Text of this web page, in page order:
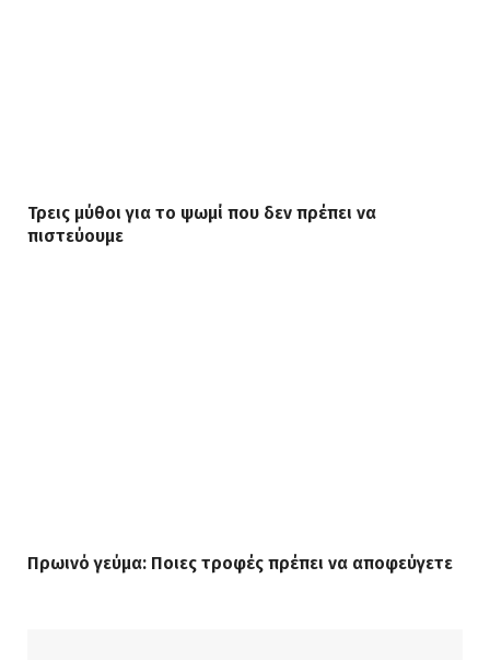
Τρεις μύθοι για το ψωμί που δεν πρέπει να
πιστεύουμε
Πρωινό γεύμα: Ποιες τροφές πρέπει να αποφεύγετε